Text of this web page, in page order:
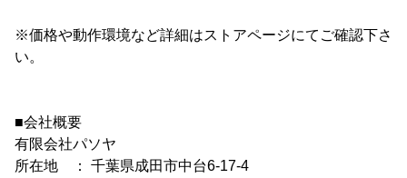
※価格や動作環境など詳細はストアページにてご確認下さ
い。
■会社概要
有限会社パソヤ
所在地 ： 千葉県成田市中台6-17-4